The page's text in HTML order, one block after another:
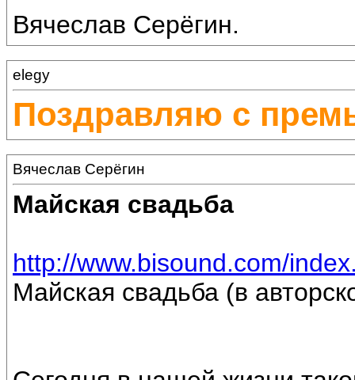
Вячеслав Серёгин.
elegy
Поздравляю с
Вячеслав Серёгин
Майская свадьба
http://www.bisound.com/
Майская свадьба (в